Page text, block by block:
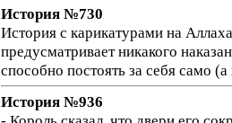
История №730
История с карикатурами на
предусматривает никакого
способно постоять за себя само
История №936